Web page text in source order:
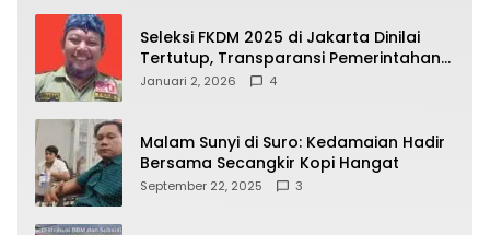
Seleksi FKDM 2025 di Jakarta Dinilai
Tertutup, Transparansi Pemerintahan
Pramono–Rano Dipertanyakan
Januari 2, 2026 4
Malam Sunyi di Suro: Kedamaian Hadir
Bersama Secangkir Kopi Hangat
September 22, 2025 3